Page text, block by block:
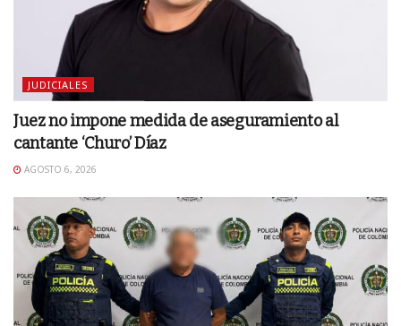
JUDICIALES
Juez no impone medida de aseguramiento al
cantante ‘Churo’ Díaz
AGOSTO 6, 2026